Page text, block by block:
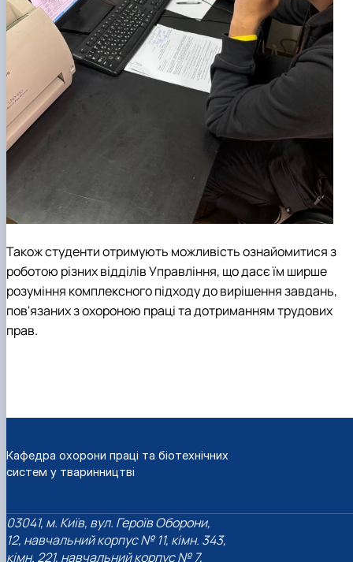
Також студенти отримують можливість ознайомитися з
роботою різних відділів Управління, що дасє їм ширше
розуміння комплексного підходу до вирішення завдань,
пов'язаних з охороною праці та дотриманням трудових
прав.
Кафедра охорони праці та біотехнічних
систем у тваринництві
03041, м. Київ, вул. Героїв Оборони,
12, навчальний корпус № 11, кімн. 343,
кімн. 221, навчальний корпус № 7,